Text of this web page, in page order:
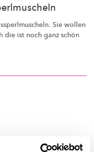
Sie wollen
die ist noch ganz schön